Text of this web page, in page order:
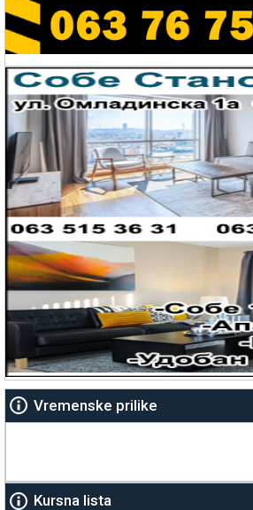
Vremenske prilike
Kursna lista